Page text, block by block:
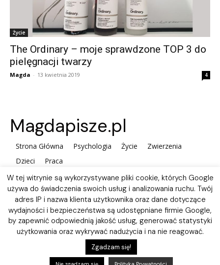
Życie
The Ordinary – moje sprawdzone TOP 3 do
pielęgnacji twarzy
Magda - 13 kwietnia 2019 4
Magdapisze.pl
Strona Główna Psychologia Życie
Zwierzenia
Dzieci
Praca
W tej witrynie są wykorzystywane pliki cookie, których Google
używa do świadczenia swoich usług i analizowania ruchu. Twój
adres IP i nazwa klienta użytkownika oraz dane dotyczące
wydajności i bezpieczeństwa są udostępniane firmie Google,
by zapewnić odpowiednią jakość usług, generować statystyki
użytkowania oraz wykrywać nadużycia i na nie reagować.
Zgadzam się!